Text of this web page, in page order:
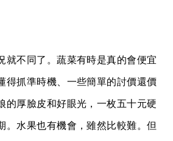
就不同了。蔬菜有時是真的會便宜
得抓準時機、一些簡單的討價還價
的厚臉皮和好眼光，一枚五十元硬
。水果也有機會，雖然比較難。但